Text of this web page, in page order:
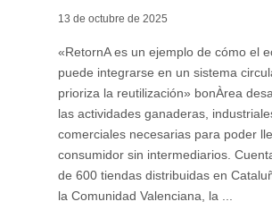
13 de octubre de 2025
«RetornA es un ejemplo de cómo el
puede integrarse en un sistema
prioriza la reutilización» bonÀrea
las actividades ganaderas,
comerciales necesarias para poder
consumidor sin intermediarios.
de 600 tiendas distribuidas en
la Comunidad Valenciana, la ...